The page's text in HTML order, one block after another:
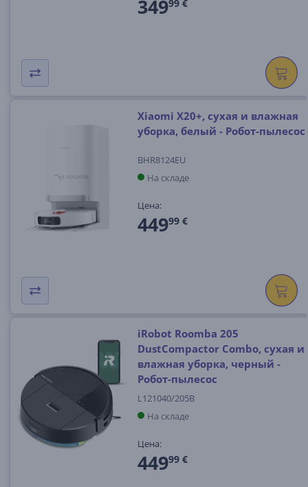
34999 €
Xiaomi X20+, сухая и влажная
уборка, белый - Робот-пылесос
BHR8124EU
На складе
Цена:
44999 €
iRobot Roomba 205
DustCompactor Combo, сухая и
влажная уборка, черный -
Робот-пылесос
L121040/205B
На складе
Цена:
44999 €